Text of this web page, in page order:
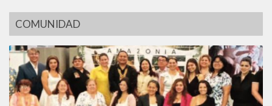
COMUNIDAD